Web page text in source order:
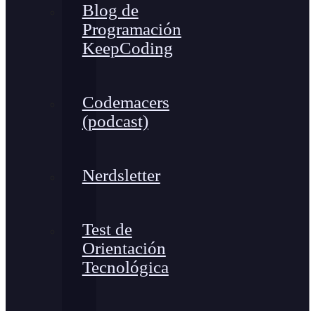
Blog de
Programación
KeepCoding
Codemacers
(podcast)
Nerdsletter
Test de
Orientación
Tecnológica